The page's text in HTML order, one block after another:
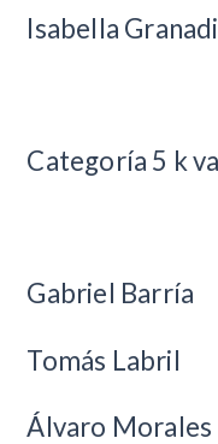
Isabella
Categoría 5 k
Gabriel Barría
Tomás Labril
Álvaro Morales